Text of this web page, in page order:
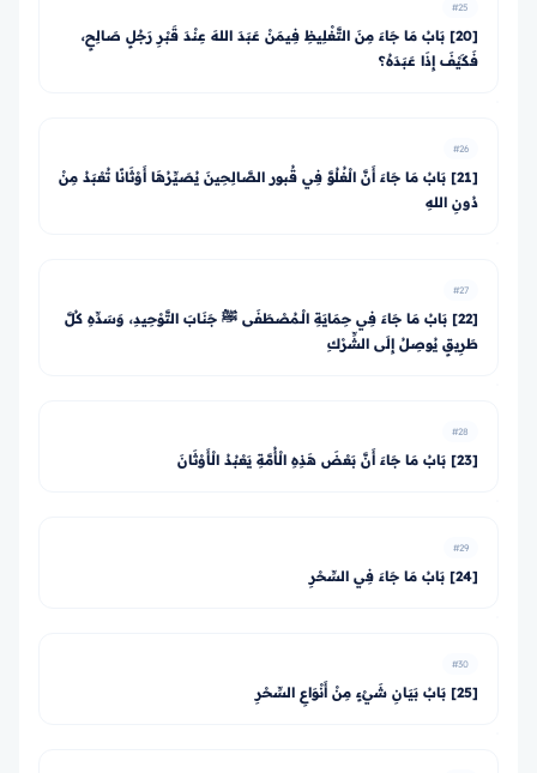
#25
[20] بَابُ مَا جَاءَ مِنَ التَّغْلِيظِ فِيمَنْ عَبَدَ اللهَ عِنْدَ قَبْرِ رَجُلٍ صَالِحٍ،
فَكَيْفَ إِذَا عَبَدَهُ؟
#26
[21] بَابُ مَا جَاءَ أَنَّ الْغُلُوَّ فِي قُبور الصَّالِحِينَ يُصَيِّرُهَا أَوْثَانًا تُعْبَدُ مِنْ
دُونِ اللهِ
#27
[22] بَابُ مَا جَاءَ فِي حِمَايَةِ الْـمُصْطَفَى ﷺ جَنَابَ التَّوْحِيدِ، وَسَدِّهِ كُلَّ
طَرِيقٍ يُوصِلُ إِلَى الشِّرْكِ
#28
[23] بَابُ مَا جَاءَ أَنَّ بَعْضَ هَذِهِ الْأُمَّةِ يَعْبُدُ الْأَوْثَانَ
#29
[24] بَابُ مَا جَاءَ فِي السِّحْرِ
#30
[25] بَابُ بَيَانِ شَيْءٍ مِنْ أَنْوَاعِ السِّحْرِ